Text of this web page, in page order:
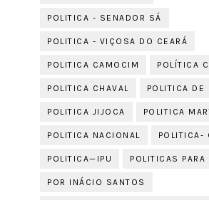
POLITICA - SENADOR SÁ
POLITICA - VIÇOSA DO CEARÁ
POLITICA CAMOCIM POLÍTICA
POLITICA CHAVAL POLITICA DE
POLITICA JIJOCA POLITICA
POLITICA NACIONAL POLITICA-
POLITICA—IPU POLITICAS PARA
POR INÁCIO SANTOS